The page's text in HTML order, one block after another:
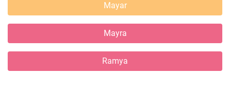
Mayar
Mayra
Ramya